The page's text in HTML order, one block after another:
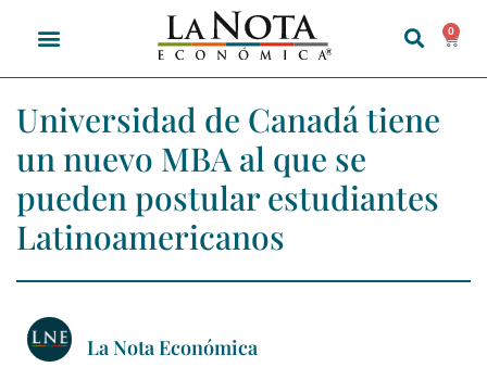
0
Universidad de Canadá tiene
un nuevo MBA al que se
pueden postular estudiantes
Latinoamericanos
La Nota Económica